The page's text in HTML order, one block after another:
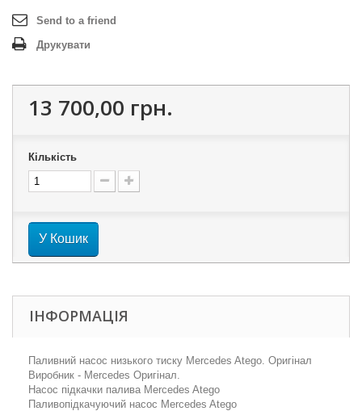
Send to a friend
Друкувати
13 700,00 грн.
Кількість
У Кошик
ІНФОРМАЦІЯ
Паливний насос низького тиску Mercedes Atego. Оригінал
Виробник - Mercedes Оригінал.
Насос підкачки палива Mercedes Atego
Паливопідкачуючий насос Mercedes Atego